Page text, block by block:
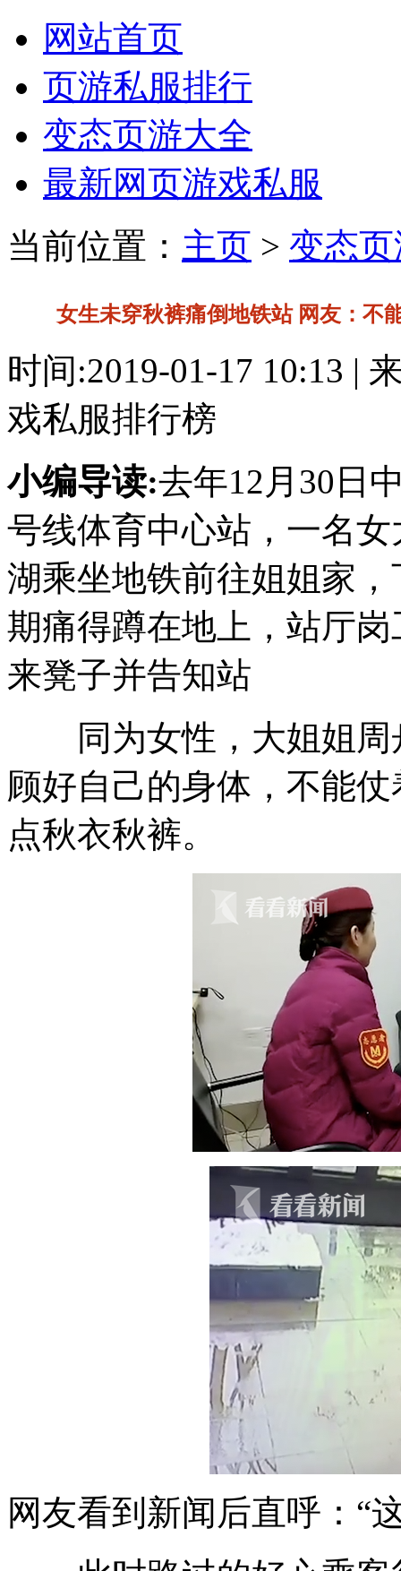
网站首页
页游私服排行
变态页游大全
最新网页游戏私服
当前位置： 主页 > 变态
女生未穿秋裤痛倒地铁站 网友：不
时间:2019-01-17 10:13 |
戏私服排行榜
小编导读:去年12月30日
号线体育中心站，一名
湖乘坐地铁前往姐姐家
期痛得蹲在地上，站厅
来凳子并告知站
同为女性，大姐姐周
顾好自己的身体，不能
点秋衣秋裤。
网友看到新闻后直呼：“